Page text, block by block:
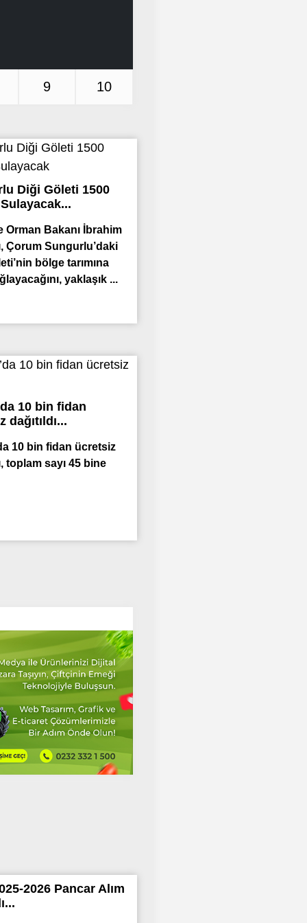
9 10
Diği Göleti 1500
Sulayacak...
Orman Bakanı İbrahim
Çorum Sungurlu’daki
bölge tarımına
yaklaşık ...
10 bin fidan
dağıtıldı...
10 bin fidan ücretsiz
toplam sayı 45 bine
2026 Pancar Alım